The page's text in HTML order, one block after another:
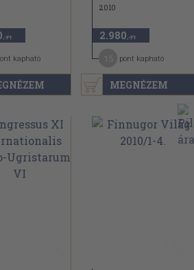
,-Ft
kapható
MEGNÉZEM
2010
2.980 ,-Ft
pont kapható